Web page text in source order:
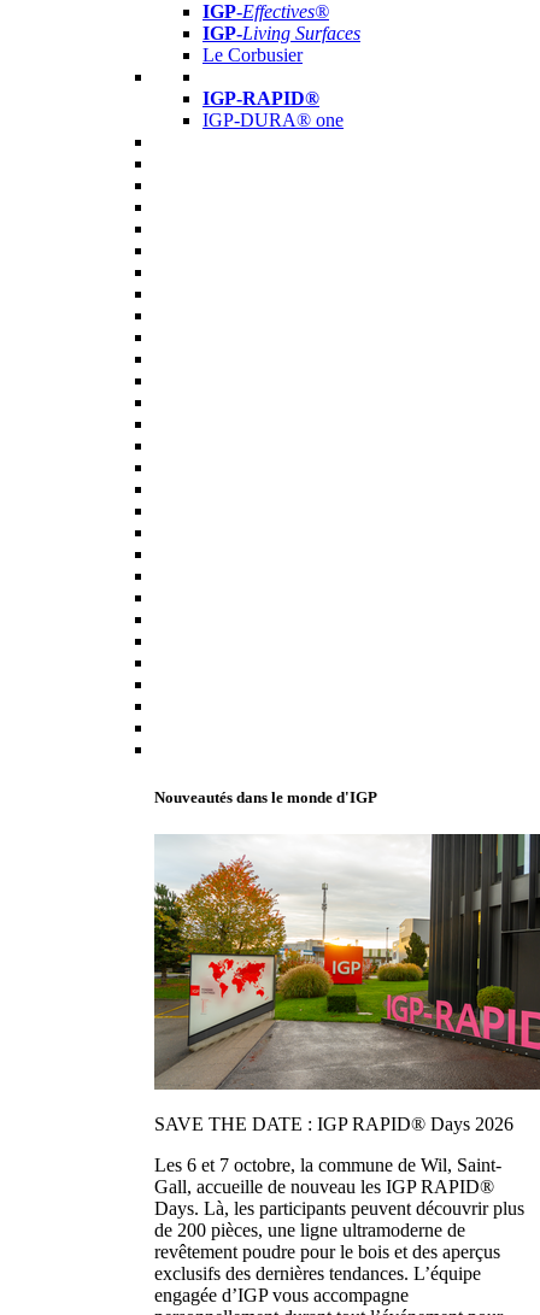
IGP-Effectives®
IGP-Living Surfaces
Le Corbusier
IGP-RAPID®
IGP-DURA® one
Nouveautés dans le monde d'IGP
SAVE THE DATE : IGP RAPID® Days 2026
Les 6 et 7 octobre, la commune de Wil, Saint-
Gall, accueille de nouveau les IGP RAPID®
Days. Là, les participants peuvent découvrir plus
de 200 pièces, une ligne ultramoderne de
revêtement poudre pour le bois et des aperçus
exclusifs des dernières tendances. L’équipe
engagée d’IGP vous accompagne